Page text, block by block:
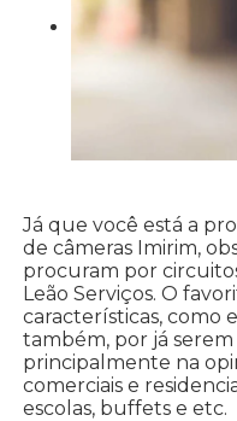
Já que você está a
de câmeras Imirim,
procuram por
Leão Serviços. O
características, como
também, por já
principalmente na
comerciais e
escolas, buffets e etc.